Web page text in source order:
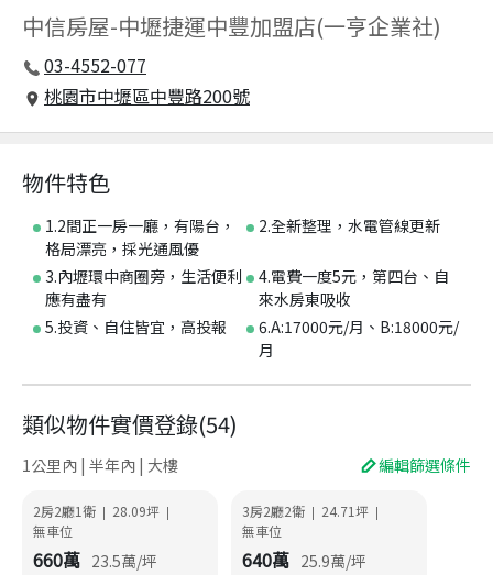
中信房屋-中壢捷運中豐加盟店(一亨企業社)
03-4552-077
桃園市中壢區中豐路200號
物件特色
1.2間正一房一廳，有陽台，
格局漂亮，採光通風優
2.全新整理，水電管線更新
3.內壢環中商圈旁，生活便利
應有盡有
4.電費一度5元，第四台、自
來水房東吸收
5.投資、自住皆宜，高投報
6.A:17000元/月、B:18000元/
月
類似物件實價登錄(54)
1公里內 | 半年內 | 大樓 編輯篩選條件
2房2廳1衛 | 28.09坪 |
無車位
660萬 23.5萬/坪
3房2廳2衛 | 24.71坪 |
無車位
640萬 25.9萬/坪